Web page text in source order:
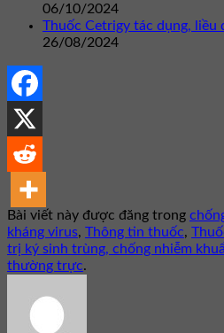
06/10/2024
Thuốc Cetrigy tác dụng, liều
26/08/2024
Bài viết này được đăng trong
kháng virus, Thông tin thuốc,
trị ký sinh trùng, chống nhiễm
thường trực.